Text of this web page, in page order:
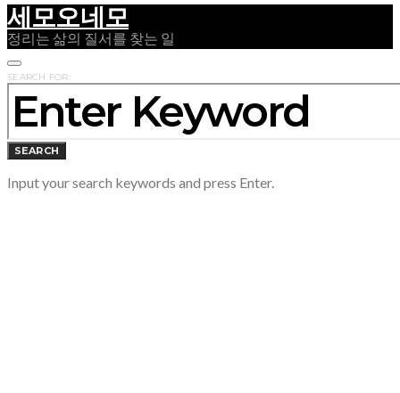
세모오네모
정리는 삶의 질서를 찾는 일
SEARCH FOR:
SEARCH
Input your search keywords and press Enter.